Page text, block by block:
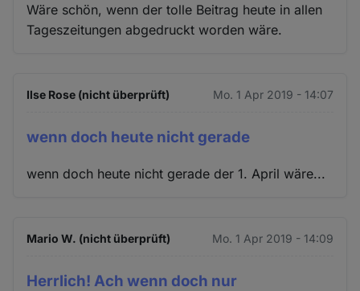
Wäre schön, wenn der tolle Beitrag heute in allen
Tageszeitungen abgedruckt worden wäre.
Ilse Rose (nicht überprüft) Mo. 1 Apr 2019 - 14:07
wenn doch heute nicht gerade
wenn doch heute nicht gerade der 1. April wäre...
Mario W. (nicht überprüft) Mo. 1 Apr 2019 - 14:09
Herrlich! Ach wenn doch nur